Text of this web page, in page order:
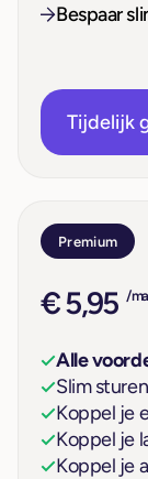
Bespaar
Tijdelijk
Premium
€ 5,95 /
Alle
Slim
Koppel je
Koppel je
Koppel je